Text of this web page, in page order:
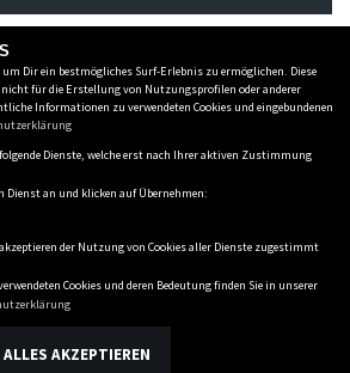
INH. UWE SCHÜTZE E.K.
-34127 Kassel
Disclaimer
powered by 1000PS
um Dir ein bestmögliches Surf-Erlebnis zu ermöglichen. Diese
nicht für die Erstellung von Nutzungsprofilen oder anderer
Informationen zu verwendeten Cookies und eingebundenen
Dienste, welche erst nach Ihrer aktiven Zustimmung
Dienst an und klicken auf Übernehmen:
der Nutzung von Cookies aller Dienste zugestimmt
Cookies und deren Bedeutung finden Sie in unserer
ALLES AKZEPTIEREN